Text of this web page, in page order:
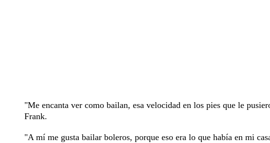
"Me encanta ver como bailan, esa velocidad en los pies que le
Frank.
"A mí me gusta bailar boleros, porque eso era lo que había en mi